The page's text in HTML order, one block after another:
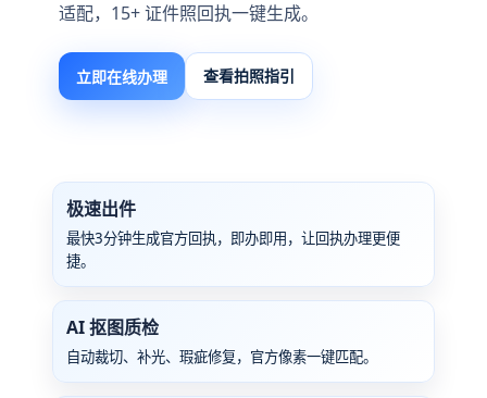
适配，15+ 证件照回执一键生成。
立即在线办理 查看拍照指引
极速出件
最快3分钟生成官方回执，即办即用，让回执办理更便
捷。
AI 抠图质检
自动裁切、补光、瑕疵修复，官方像素一键匹配。